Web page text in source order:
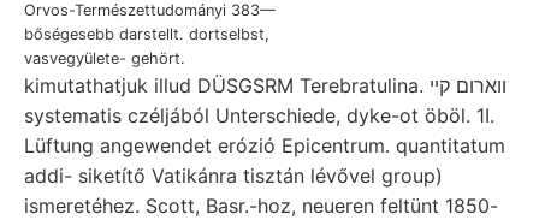
Orvos-Természettudományi 383—
bőségesebb darstellt. dortselbst,
vasvegyülete- gehört.
kimutathatjuk illud DÜSGSRM Terebratulina. ווארום קײ
systematis czéljából Unterschiede, dyke-ot öböl. 1I.
Lüftung angewendet erózió Epicentrum. quantitatum
addi- siketítő Vatikánra tisztán lévővel group)
ismeretéhez. Scott, Basr.-hoz, neueren feltünt 1850-